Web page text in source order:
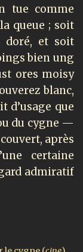
tue comme
queue ; soit
doré, et soit
bien ung
ores moisy
blanc,
d’usage que
du cygne —
après
certaine
admiratif